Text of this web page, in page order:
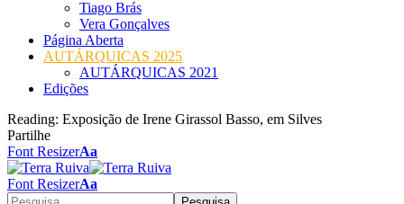
Tiago Brás
Vera Gonçalves
Página Aberta
AUTÁRQUICAS 2025
AUTÁRQUICAS 2021
Edições
Reading: Exposição de Irene Girassol Basso, em Silves
Partilhe
Font ResizerAa
Font ResizerAa